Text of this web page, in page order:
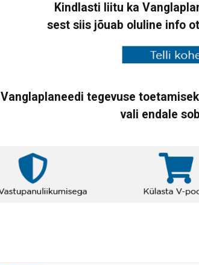
Kindlasti liitu ka
sest siis jõuab oluline info
Vanglaplaneedi tegevuse
vali endale